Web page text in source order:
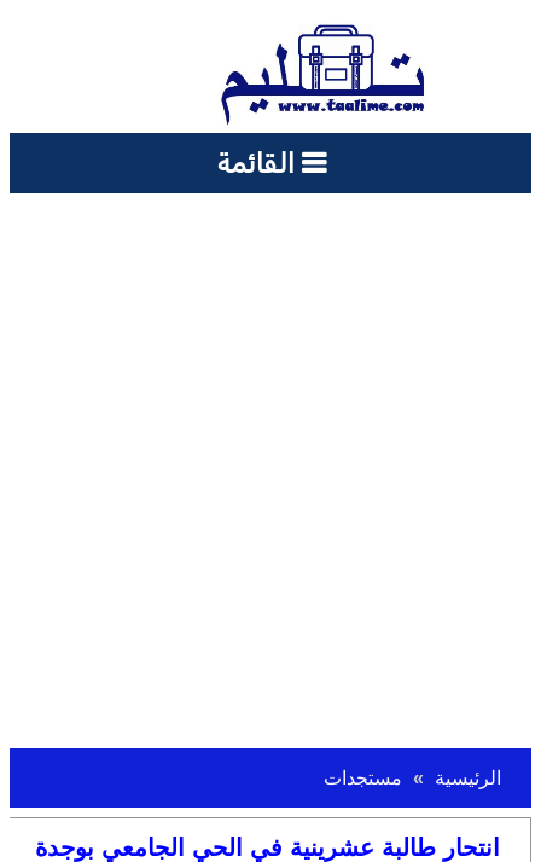
القائمة
الرئيسية مستجدات
انتحار طالبة عشرينية في الحي الجامعي بوجدة